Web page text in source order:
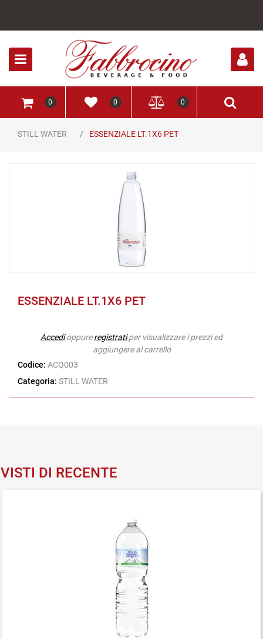
0 0 0
STILL WATER ESSENZIALE LT.1X6 PET
ESSENZIALE LT.1X6 PET
Accedioppureregistrati per visualizzare i prezzi ed
aggiungere al carrello
Codice: ACQ003
Categoria: STILL WATER
VISTI DI RECENTE